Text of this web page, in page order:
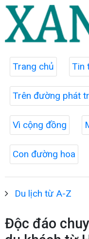
Trang chủ Tin
Trên đường phát
Vì cộng đồng
Con đường hoa
Du lịch từ A-Z
Độc đáo